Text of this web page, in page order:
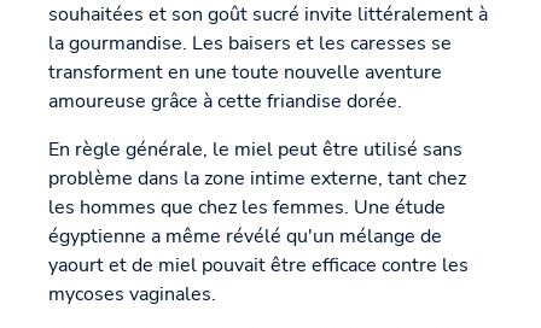
souhaitées et son goût sucré invite littéralement à
la gourmandise. Les baisers et les caresses se
transforment en une toute nouvelle aventure
amoureuse grâce à cette friandise dorée.
En règle générale, le miel peut être utilisé sans
problème dans la zone intime externe, tant chez
les hommes que chez les femmes. Une étude
égyptienne a même révélé qu'un mélange de
yaourt et de miel pouvait être efficace contre les
mycoses vaginales.